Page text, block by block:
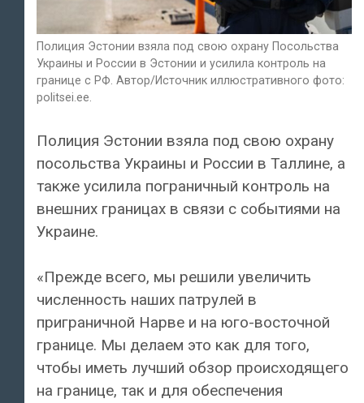
Полиция Эстонии взяла под свою охрану Посольства
Украины и России в Эстонии и усилила контроль на
границе с РФ. Автор/Источник иллюстративного фото:
politsei.ee.
Полиция Эстонии взяла под свою охрану
посольства Украины и России в Таллине, а
также усилила пограничный контроль на
внешних границах в связи с событиями на
Украине.
«Прежде всего, мы решили увеличить
численность наших патрулей в
приграничной Нарве и на юго-восточной
границе. Мы делаем это как для того,
чтобы иметь лучший обзор происходящего
на границе, так и для обеспечения